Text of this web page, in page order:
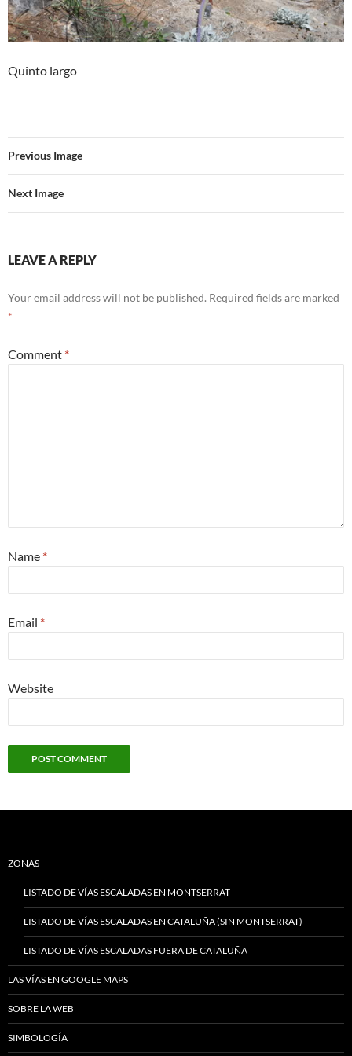
Quinto largo
Previous Image
Next Image
LEAVE A REPLY
Your email address will not be published. Required fields are marked
*
Comment *
Name *
Email *
Website
ZONAS
LISTADO DE VÍAS ESCALADAS EN MONTSERRAT
LISTADO DE VÍAS ESCALADAS EN CATALUÑA (SIN MONTSERRAT)
LISTADO DE VÍAS ESCALADAS FUERA DE CATALUÑA
LAS VÍAS EN GOOGLE MAPS
SOBRE LA WEB
SIMBOLOGÍA